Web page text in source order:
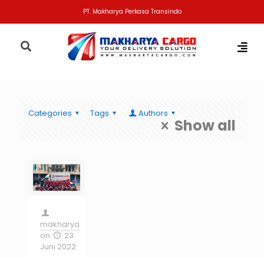
PT. Makharya Perkasa Transindo
Categories Tags Authors
Show all
makharya
on
23
Juni 2022